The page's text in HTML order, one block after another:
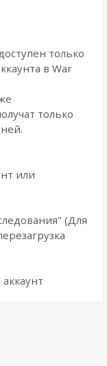
только
в War
только
или
(Для